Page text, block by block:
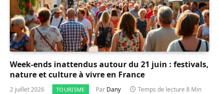
Week-ends inattendus autour du 21 juin : festivals,
nature et culture à vivre en France
2 juillet 2026 TOURISME Par Dany
Temps de lecture 8 Min